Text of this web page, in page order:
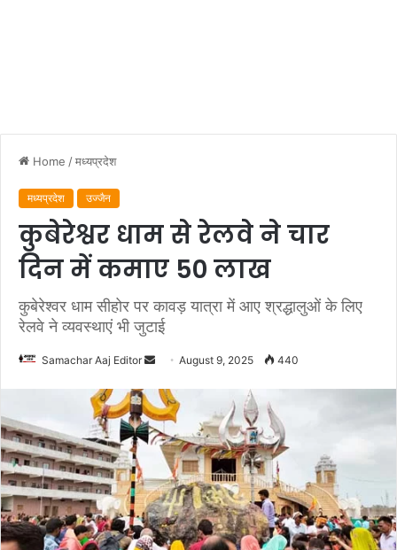
Home /मध्यप्रदेश
मध्यप्रदेश उज्जैन
कुबेरेश्वर धाम से रेलवे ने चार
दिन में कमाए 50 लाख
कुबेरेश्वर धाम सीहोर पर कावड़ यात्रा में आए श्रद्धालुओं के लिए
रेलवे ने व्यवस्थाएं भी जुटाई
Samachar Aaj Editor
Send
email
August 9, 2025 440